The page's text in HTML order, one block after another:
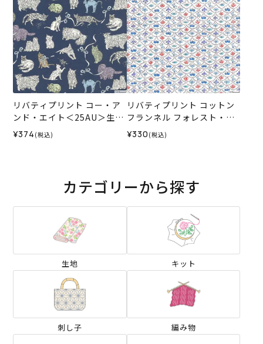
リバティプリント コー・ア
ンド・エイト＜25AU＞生地
（リバティ・ファブリック
ス）2025AW
¥374 (税込)
リバティプリント コットン
フランネル フォレスト・ウ
ェーブ＜J25S＞生地 （リバ
ティ・ファブリックス）202
¥330 (税込)
カテゴリーから探す
生地 キット
刺し子 編み物